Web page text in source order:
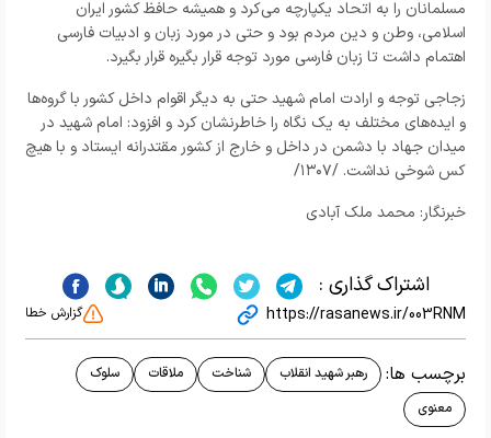
مسلمانان را به اتحاد یکپارچه می‌کرد و همیشه حافظ کشور ایران
اسلامی، وطن و دین مردم بود و حتی در مورد زبان و ادبیات فارسی
اهتمام داشت تا زبان فارسی مورد توجه قرار بگیره قرار بگیرد.
زجاجی توجه و ارادت امام شهید حتی به دیگر اقوام داخل کشور با گروه‌ها
و ایده‌های مختلف به یک نگاه را خاطرنشان کرد و افزود: امام شهید در
میدان جهاد با دشمن در داخل و خارج از کشور مقتدرانه ایستاد و با هیچ
کس شوخی نداشت. /۱۳۰۷/
خبرنگار: محمد ملک آبادی
اشتراک گذاری :
https://rasanews.ir/003RNM گزارش خطا
برچسب ها: رهبر شهید انقلاب شناخت ملاقات
سلوک
معنوی